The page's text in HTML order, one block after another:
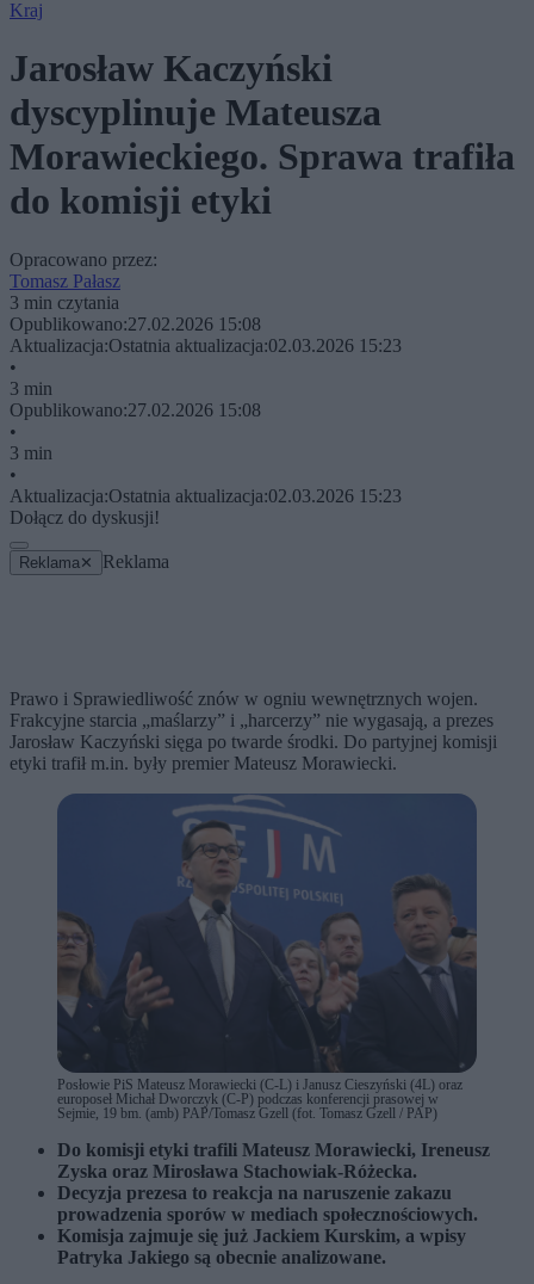
Kraj
Jarosław Kaczyński
dyscyplinuje Mateusza
Morawieckiego. Sprawa trafiła
do komisji etyki
Opracowano przez:
Tomasz Pałasz
3 min czytania
Opublikowano:27.02.2026 15:08
Aktualizacja:Ostatnia aktualizacja:02.03.2026 15:23
•
3 min
Opublikowano:27.02.2026 15:08
•
3 min
•
Aktualizacja:Ostatnia aktualizacja:02.03.2026 15:23
Dołącz do dyskusji!
Reklama ✕ Reklama
Prawo i Sprawiedliwość znów w ogniu wewnętrznych wojen.
Frakcyjne starcia „maślarzy” i „harcerzy” nie wygasają, a prezes
Jarosław Kaczyński sięga po twarde środki. Do partyjnej komisji
etyki trafił m.in. były premier Mateusz Morawiecki.
Posłowie PiS Mateusz Morawiecki (C-L) i Janusz Cieszyński (4L) oraz
europoseł Michał Dworczyk (C-P) podczas konferencji prasowej w
Sejmie, 19 bm. (amb) PAP/Tomasz Gzell (fot. Tomasz Gzell / PAP)
Do komisji etyki trafili Mateusz Morawiecki, Ireneusz
Zyska oraz Mirosława Stachowiak-Różecka.
Decyzja prezesa to reakcja na naruszenie zakazu
prowadzenia sporów w mediach społecznościowych.
Komisja zajmuje się już Jackiem Kurskim, a wpisy
Patryka Jakiego są obecnie analizowane.